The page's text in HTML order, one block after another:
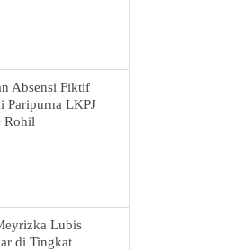
Absensi Fiktif
Paripurna LKPJ
Rohil
Lubis
di Tingkat